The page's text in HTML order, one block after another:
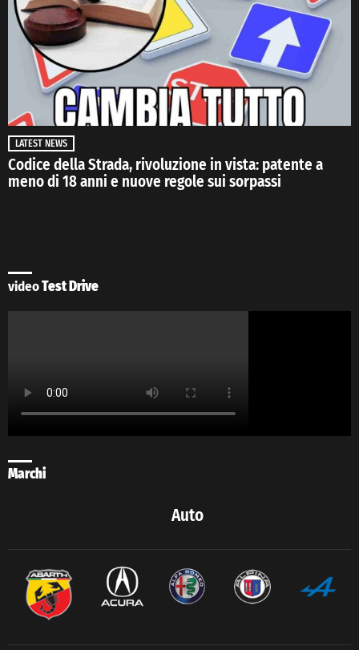
LATEST NEWS
Codice della Strada, rivoluzione in vista: patente a
meno di 18 anni e nuove regole sui sorpassi
videoTest Drive
Marchi
Auto